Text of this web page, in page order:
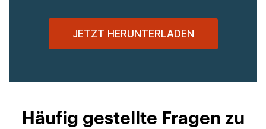
JETZT HERUNTERLADEN
Häufig gestellte Fragen zu